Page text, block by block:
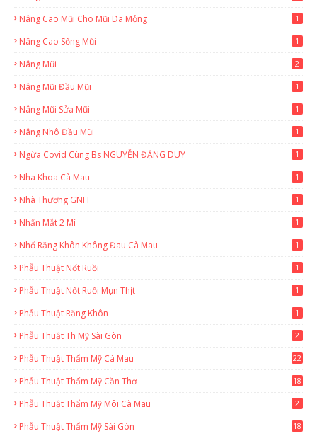
Nâng Cao Mũi Cho Mũi Da Mỏng 1
Nâng Cao Sống Mũi 1
Nâng Mũi 2
Nâng Mũi Đầu Mũi 1
Nâng Mũi Sửa Mũi 1
Nâng Nhô Đầu Mũi 1
Ngừa Covid Cùng Bs NGUYỄN ĐẶNG DUY 1
Nha Khoa Cà Mau 1
Nhà Thương GNH 1
Nhấn Mắt 2 Mí 1
Nhổ Răng Khôn Không Đau Cà Mau 1
Phẫu Thuật Nốt Ruồi 1
Phẫu Thuật Nốt Ruồi Mụn Thịt 1
Phẫu Thuật Răng Khôn 1
Phẫu Thuật Th Mỹ Sài Gòn 2
Phẫu Thuật Thẩm Mỹ Cà Mau
22
Phẫu Thuật Thẩm Mỹ Cần Thơ
18
Phẫu Thuật Thẩm Mỹ Môi Cà Mau 2
Phẫu Thuật Thẩm Mỹ Sài Gòn
18